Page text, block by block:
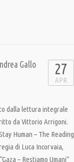
Gallo 27
APR
dalla lettura integrale
da Vittorio Arrigoni.
Human – The Reading
di Luca Incorvaia,
– Restiamo Umani”